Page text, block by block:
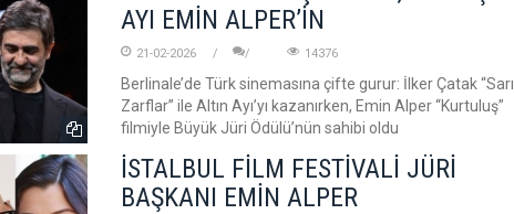
AYI EMİN ALPER’İN
21-02-2026 14376
Berlinale’de Türk sinemasına çifte gurur: İlker Çatak “Sarı
Zarflar” ile Altın Ayı’yı kazanırken, Emin Alper “Kurtuluş”
filmiyle Büyük Jüri Ödülü’nün sahibi oldu
İSTALBUL FİLM FESTİVALİ JÜRİ
BAŞKANI EMİN ALPER